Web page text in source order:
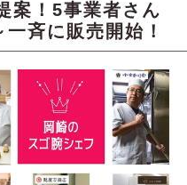
案！5事業者さん
斉に販売開始！